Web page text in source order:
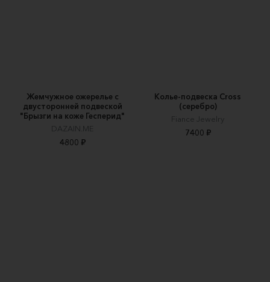
Жемчужное ожерелье с
двусторонней подвеской
"Брызги на коже Гесперид"
DAZAIN.ME
4800 ₽
Колье-подвеска Cross
(серебро)
Fiance Jewelry
7400 ₽